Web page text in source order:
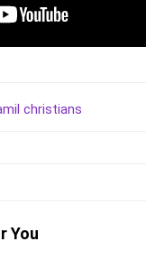
christians
You